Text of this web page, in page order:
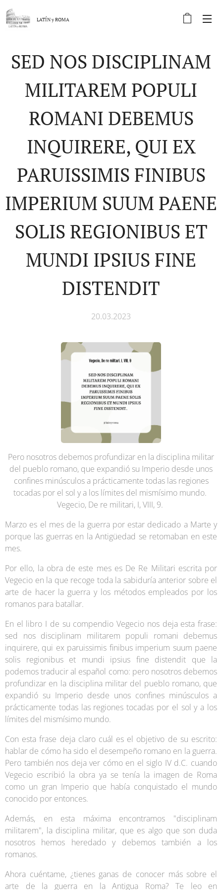
LATÍN yROMA
SED NOS DISCIPLINAM
MILITAREM POPULI
ROMANI DEBEMUS
INQUIRERE, QUI EX
PARUISSIMIS FINIBUS
IMPERIUM SUUM PAENE
SOLIS REGIONIBUS ET
MUNDI IPSIUS FINE
DISTENDIT
20.03.2023
Pero nosotros debemos profundizar en la disciplina militar
del pueblo romano, que expandió su Imperio desde unos
confines minúsculos a prácticamente todas las regiones
tocadas por el sol y a los límites del mismísimo mundo.
Vegecio, De re militari, I, VIII, 9.
Marzo es el mes de la guerra por estar dedicado a Marte y
porque las guerras en la Antigüedad se retomaban en este
mes.
Por ello, la obra de este mes es De Re Militari escrita por
Vegecio en la que recoge toda la sabiduría anterior sobre el
arte de hacer la guerra y los métodos empleados por los
romanos para batallar.
En el libro I de su compendio Vegecio nos deja esta frase:
sed nos disciplinam militarem populi romani debemus
inquirere, qui ex paruissimis finibus imperium suum paene
solis regionibus et mundi ipsius fine distendit que la
podemos traducir al español como: pero nosotros debemos
profundizar en la disciplina militar del pueblo romano, que
expandió su Imperio desde unos confines minúsculos a
prácticamente todas las regiones tocadas por el sol y a los
límites del mismísimo mundo.
Con esta frase deja claro cuál es el objetivo de su escrito:
hablar de cómo ha sido el desempeño romano en la guerra.
Pero también nos deja ver cómo en el siglo IV d.C. cuando
Vegecio escribió la obra ya se tenía la imagen de Roma
como un gran Imperio que había conquistado el mundo
conocido por entonces.
Además, en esta máxima encontramos "disciplinam
militarem", la disciplina militar, que es algo que son duda
nosotros hemos heredado y debemos también a los
romanos.
Ahora cuéntame, ¿tienes ganas de conocer más sobre el
arte de la guerra en la Antigua Roma? Te leo en